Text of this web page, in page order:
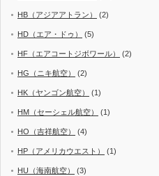
HB（アジアアトラン） (2)
HD（エア・ドゥ） (5)
HF（エアコートジボワール） (2)
HG（ニキ航空） (2)
HK（ヤンゴン航空） (1)
HM（セーシェル航空） (1)
HO（吉祥航空） (4)
HP（アメリカウエスト） (1)
HU（海南航空） (3)